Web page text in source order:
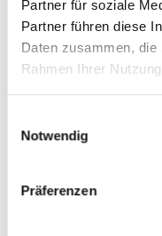
Partner für soziale
Partner führen diese
Daten zusammen,
Rahmen Ihrer
Notwendig
Präferenzen
den Familien